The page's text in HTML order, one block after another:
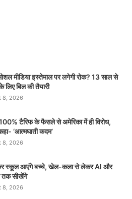
मीडिया इस्तेमाल पर लगेगी रोक? 13 साल से
बिल की तैयारी
8, 2026
टैरिफ के फैसले से अमेरिका में ही विरोध,
‘आत्मघाती कदम’
8, 2026
स्कूल आएंगे बच्चे, खेल-कला से लेकर AI और
तक सीखेंगे
8, 2026